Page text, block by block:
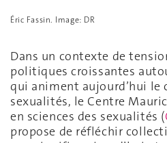
Éric Fassin. Image: DR
Dans un contexte de
politiques croissantes
qui animent aujourd’hui le
sexualités, le Centre
en sciences des sexualités (
propose de réfléchir